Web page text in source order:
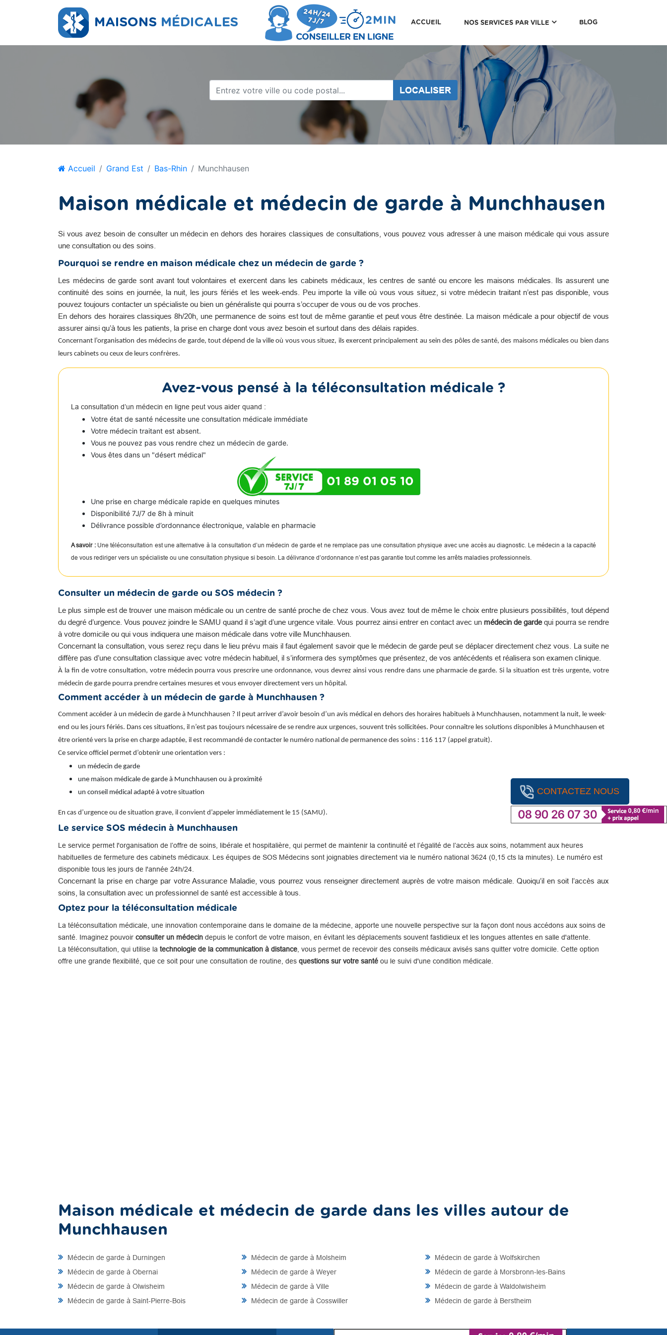
CONTACTEZ NOUS
ACCUEIL NOS SERVICES PAR VILLE (CURRENT)
BLOG
LOCALISER
Accueil Grand Est Bas-Rhin Munchhausen
Maison médicale et médecin de garde à Munchhausen
Si vous avez besoin de consulter un médecin en dehors des horaires classiques de consultations, vous pouvez vous adresser à une maison médicale qui vous assure
une consultation ou des soins.
Pourquoi se rendre en maison médicale chez un médecin de garde ?
Les médecins de garde sont avant tout volontaires et exercent dans les cabinets médicaux, les centres de santé ou encore les maisons médicales. Ils assurent une
continuité des soins en journée, la nuit, les jours fériés et les week-ends. Peu importe la ville où vous vous situez, si votre médecin traitant n’est pas disponible, vous
pouvez toujours contacter un spécialiste ou bien un généraliste qui pourra s’occuper de vous ou de vos proches.
En dehors des horaires classiques 8h/20h, une permanence de soins est tout de même garantie et peut vous être destinée. La maison médicale a pour objectif de vous
assurer ainsi qu’à tous les patients, la prise en charge dont vous avez besoin et surtout dans des délais rapides.
Concernant l’organisation des médecins de garde, tout dépend de la ville où vous vous situez, ils exercent principalement au sein des pôles de santé, des maisons médicales ou bien dans
leurs cabinets ou ceux de leurs confrères.
Avez-vous pensé à la téléconsultation médicale ?
La consultation d’un médecin en ligne peut vous aider quand :
Votre état de santé nécessite une consultation médicale immédiate
Votre médecin traitant est absent.
Vous ne pouvez pas vous rendre chez un médecin de garde.
Vous êtes dans un "désert médical"
01 89 01 05 10
Une prise en charge médicale rapide en quelques minutes
Disponibilité 7J/7 de 8h à minuit
Délivrance possible d’ordonnance électronique, valable en pharmacie
A savoir :Une téléconsultation est une alternative à la consultation d’un médecin de garde et ne remplace pas une consultation physique avec une accès au diagnostic. Le médecin a la capacité
de vous rediriger vers un spécialiste ou une consultation physique si besoin. La délivrance d’ordonnance n’est pas garantie tout comme les arrêts maladies professionnels.
Consulter un médecin de garde ou SOS médecin ?
Le plus simple est de trouver une maison médicale ou un centre de santé proche de chez vous. Vous avez tout de même le choix entre plusieurs possibilités, tout dépend
du degré d’urgence. Vous pouvez joindre le SAMU quand il s’agit d’une urgence vitale. Vous pourrez ainsi entrer en contact avec un médecin de gardequi pourra se rendre
à votre domicile ou qui vous indiquera une maison médicale dans votre ville Munchhausen.
Concernant la consultation, vous serez reçu dans le lieu prévu mais il faut également savoir que le médecin de garde peut se déplacer directement chez vous. La suite ne
diffère pas d’une consultation classique avec votre médecin habituel, il s’informera des symptômes que présentez, de vos antécédents et réalisera son examen clinique.
À la fin de votre consultation, votre médecin pourra vous prescrire une ordonnance, vous devrez ainsi vous rendre dans une pharmacie de garde. Si la situation est très urgente, votre
médecin de garde pourra prendre certaines mesures et vous envoyer directement vers un hôpital.
Comment accéder à un médecin de garde à Munchhausen ?
Comment accéder à un médecin de garde à Munchhausen ? Il peut arriver d’avoir besoin d’un avis médical en dehors des horaires habituels à Munchhausen, notamment la nuit, le week-
end ou les jours fériés. Dans ces situations, il n’est pas toujours nécessaire de se rendre aux urgences, souvent très sollicitées. Pour connaître les solutions disponibles à Munchhausen et
être orienté vers la prise en charge adaptée, il est recommandé de contacter le numéro national de permanence des soins : 116 117 (appel gratuit).
Ce service officiel permet d’obtenir une orientation vers :
un médecin de garde
une maison médicale de garde à Munchhausen ou à proximité
un conseil médical adapté à votre situation
En cas d’urgence ou de situation grave, il convient d’appeler immédiatement le 15 (SAMU).
Le service SOS médecin à Munchhausen
Le service permet l'organisation de l’offre de soins, libérale et hospitalière, qui permet de maintenir la continuité et l’égalité de l’accès aux soins, notamment aux heures
habituelles de fermeture des cabinets médicaux. Les équipes de SOS Médecins sont joignables directement via le numéro national 3624 (0,15 cts la minutes). Le numéro est
disponible tous les jours de l'année 24h/24.
Concernant la prise en charge par votre Assurance Maladie, vous pourrez vous renseigner directement auprès de votre maison médicale. Quoiqu’il en soit l’accès aux
soins, la consultation avec un professionnel de santé est accessible à tous.
Optez pour la téléconsultation médicale
La téléconsultation médicale, une innovation contemporaine dans le domaine de la médecine, apporte une nouvelle perspective sur la façon dont nous accédons aux soins de
santé. Imaginez pouvoir consulter un médecin depuis le confort de votre maison, en évitant les déplacements souvent fastidieux et les longues attentes en salle d'attente.
La téléconsultation, qui utilise la technologie de la communication à distance , vous permet de recevoir des conseils médicaux avisés sans quitter votre domicile. Cette option
offre une grande flexibilité, que ce soit pour une consultation de routine, des questions sur votre santé ou le suivi d'une condition médicale.
Maison médicale et médecin de garde dans les villes autour de
Munchhausen
Médecin de garde à Durningen
Médecin de garde à Obernai
Médecin de garde à Olwisheim
Médecin de garde à Saint-Pierre-Bois
Médecin de garde à Molsheim
Médecin de garde à Weyer
Médecin de garde à Ville
Médecin de garde à Cosswiller
Médecin de garde à Wolfskirchen
Médecin de garde à Morsbronn-les-Bains
Médecin de garde à Waldolwisheim
Médecin de garde à Berstheim